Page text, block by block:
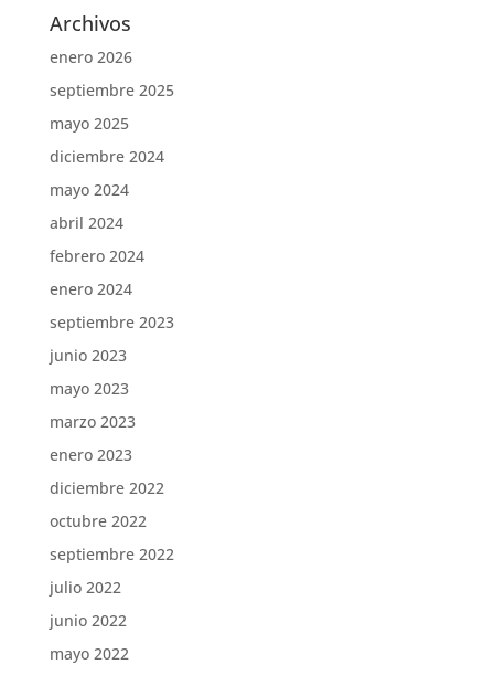
Archivos
enero 2026
septiembre 2025
mayo 2025
diciembre 2024
mayo 2024
abril 2024
febrero 2024
enero 2024
septiembre 2023
junio 2023
mayo 2023
marzo 2023
enero 2023
diciembre 2022
octubre 2022
septiembre 2022
julio 2022
junio 2022
mayo 2022